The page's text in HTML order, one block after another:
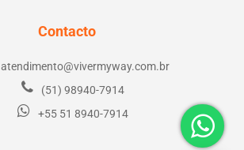
Contacto
atendimento@vivermyway.com.br
(51) 98940-7914
+55 51 8940-7914